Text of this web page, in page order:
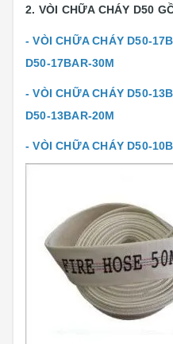
2. VÒI CHỮA CHÁY D50
- VÒI CHỮA CHÁY D50-
D50-17BAR-30M
- VÒI CHỮA CHÁY D50-
D50-13BAR-20M
- VÒI CHỮA CHÁY D50-